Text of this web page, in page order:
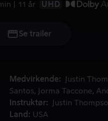
11 år UHD
Se trailer
en helt. (Indeholder
Medvirkende Justin
Santos
Jorma Taccone
Instruktør
Justin
Land
USA